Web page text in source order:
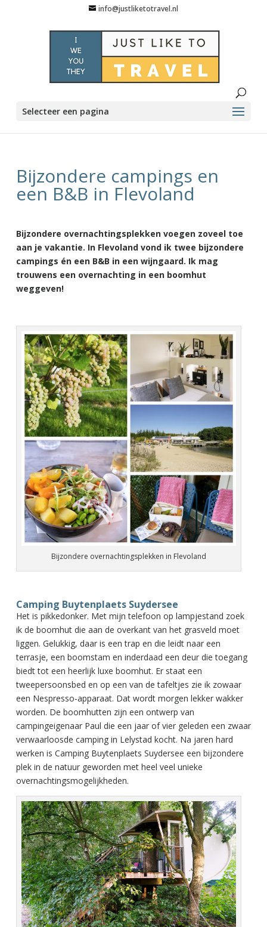
info@justliketotravel.nl
Selecteer een pagina
Bijzondere campings en
een B&B in Flevoland
Bijzondere overnachtingsplekken voegen zoveel toe
aan je vakantie. In Flevoland vond ik twee bijzondere
campings én een B&B in een wijngaard. Ik mag
trouwens een overnachting in een boomhut
weggeven!
Bijzondere overnachtingsplekken in Flevoland
Camping Buytenplaets Suydersee
Het is pikkedonker. Met mijn telefoon op lampjestand zoek
ik de boomhut die aan de overkant van het grasveld moet
liggen. Gelukkig, daar is een trap en die leidt naar een
terrasje, een boomstam en inderdaad een deur die toegang
biedt tot een heerlijk luxe boomhut. Er staat een
tweepersoonsbed en op een van de tafeltjes zie ik zowaar
een Nespresso-apparaat. Dat wordt morgen lekker wakker
worden. De boomhutten zijn een ontwerp van
campingeigenaar Paul die een jaar of vier geleden een zwaar
verwaarloosde camping in Lelystad kocht. Na jaren hard
werken is Camping Buytenplaets Suydersee een bijzondere
plek in de natuur geworden met heel veel unieke
overnachtingsmogelijkheden.